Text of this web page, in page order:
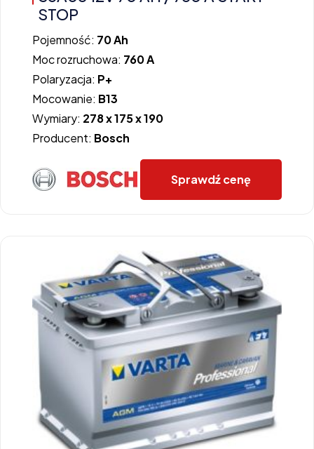
STOP
Pojemność: 70 Ah
Moc rozruchowa: 760 A
Polaryzacja: P+
Mocowanie: B13
Wymiary: 278 x 175 x 190
Producent: Bosch
Sprawdź cenę